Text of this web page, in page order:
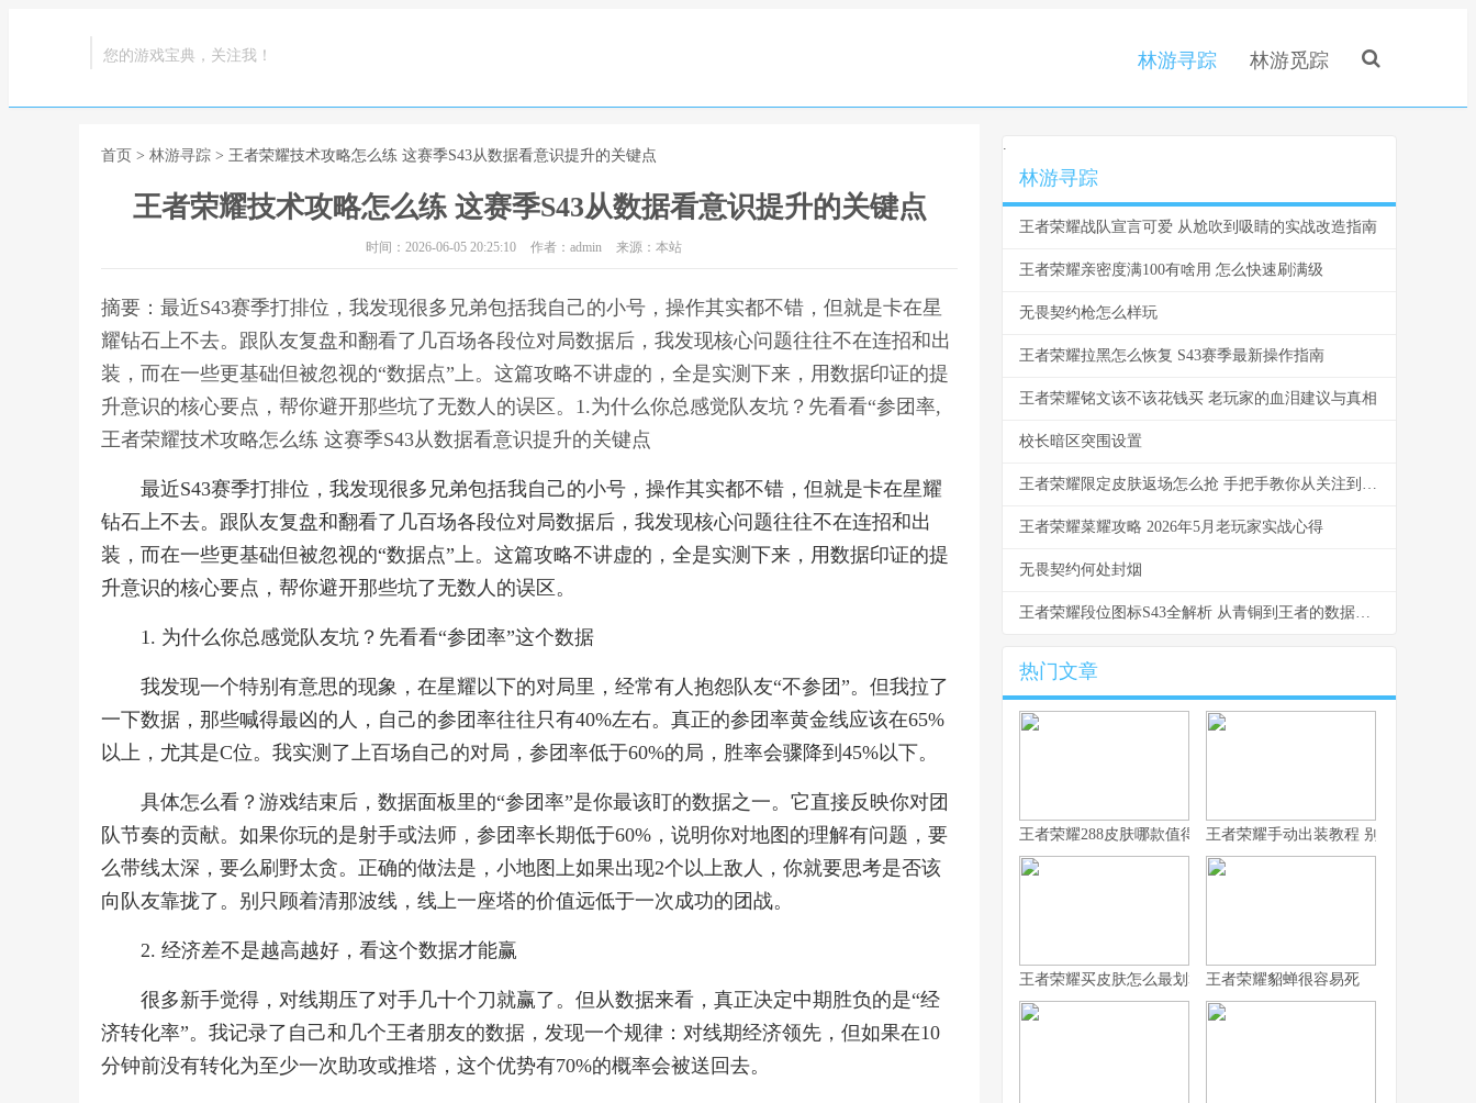
您的游戏宝典，关注我！ 林游寻踪 林游觅踪
首页 > 林游寻踪 > 王者荣耀技术攻略怎么练 这赛季S43从数据看意识提升的关键点
王者荣耀技术攻略怎么练 这赛季S43从数据看意识提升的关键点
时间：2026-06-05 20:25:10 作者：admin 来源：本站
摘要：最近S43赛季打排位，我发现很多兄弟包括我自己的小号，操作其实都不错，但就是卡在星
耀钻石上不去。跟队友复盘和翻看了几百场各段位对局数据后，我发现核心问题往往不在连招和出
装，而在一些更基础但被忽视的“数据点”上。这篇攻略不讲虚的，全是实测下来，用数据印证的提
升意识的核心要点，帮你避开那些坑了无数人的误区。1.为什么你总感觉队友坑？先看看“参团率,
王者荣耀技术攻略怎么练 这赛季S43从数据看意识提升的关键点
最近S43赛季打排位，我发现很多兄弟包括我自己的小号，操作其实都不错，但就是卡在星耀
钻石上不去。跟队友复盘和翻看了几百场各段位对局数据后，我发现核心问题往往不在连招和出
装，而在一些更基础但被忽视的“数据点”上。这篇攻略不讲虚的，全是实测下来，用数据印证的提
升意识的核心要点，帮你避开那些坑了无数人的误区。
1. 为什么你总感觉队友坑？先看看“参团率”这个数据
我发现一个特别有意思的现象，在星耀以下的对局里，经常有人抱怨队友“不参团”。但我拉了
一下数据，那些喊得最凶的人，自己的参团率往往只有40%左右。真正的参团率黄金线应该在65%
以上，尤其是C位。我实测了上百场自己的对局，参团率低于60%的局，胜率会骤降到45%以下。
具体怎么看？游戏结束后，数据面板里的“参团率”是你最该盯的数据之一。它直接反映你对团
队节奏的贡献。如果你玩的是射手或法师，参团率长期低于60%，说明你对地图的理解有问题，要
么带线太深，要么刷野太贪。正确的做法是，小地图上如果出现2个以上敌人，你就要思考是否该
向队友靠拢了。别只顾着清那波线，线上一座塔的价值远低于一次成功的团战。
2. 经济差不是越高越好，看这个数据才能赢
很多新手觉得，对线期压了对手几十个刀就赢了。但从数据来看，真正决定中期胜负的是“经
济转化率”。我记录了自己和几个王者朋友的数据，发现一个规律：对线期经济领先，但如果在10
分钟前没有转化为至少一次助攻或推塔，这个优势有70%的概率会被送回去。
.
林游寻踪
王者荣耀战队宣言可爱 从尬吹到吸睛的实战改造指南
王者荣耀亲密度满100有啥用 怎么快速刷满级
无畏契约枪怎么样玩
王者荣耀拉黑怎么恢复 S43赛季最新操作指南
王者荣耀铭文该不该花钱买 老玩家的血泪建议与真相
校长暗区突围设置
王者荣耀限定皮肤返场怎么抢 手把手教你从关注到入手
王者荣耀菜耀攻略 2026年5月老玩家实战心得
无畏契约何处封烟
王者荣耀段位图标S43全解析 从青铜到王者的数据与实战洞察
热门文章
王者荣耀288皮肤哪款值得换 S43碎片商店更新速报
王者荣耀手动出装教程 别让系统推荐坑
王者荣耀买皮肤怎么最划算 从青铜到王者的省钱心路
王者荣耀貂蝉很容易死